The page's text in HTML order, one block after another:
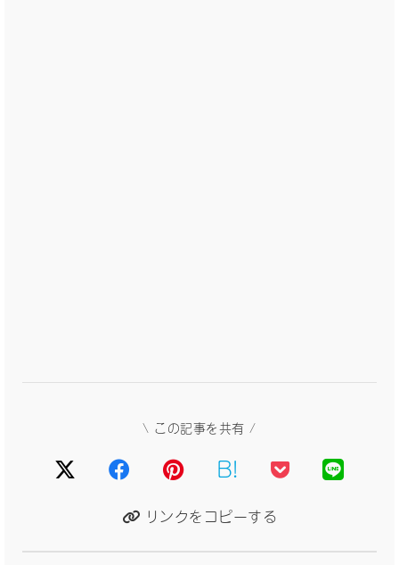
\ この記事を共有 /
B!
リンクをコピーする